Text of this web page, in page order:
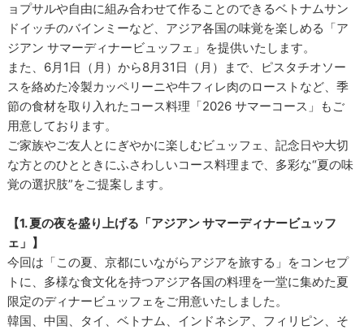
ョプサルや自由に組み合わせて作ることのできるベトナムサン
ドイッチのバインミーなど、アジア各国の味覚を楽しめる「ア
ジアン サマーディナービュッフェ」を提供いたします。
また、6月1日（月）から8月31日（月）まで、ピスタチオソー
スを絡めた冷製カッペリーニや牛フィレ肉のローストなど、季
節の食材を取り入れたコース料理「2026 サマーコース」もご
用意しております。
ご家族やご友人とにぎやかに楽しむビュッフェ、記念日や大切
な方とのひとときにふさわしいコース料理まで、多彩な“夏の味
覚の選択肢”をご提案します。
【1. 夏の夜を盛り上げる「アジアン サマーディナービュッフ
ェ」】
今回は「この夏、京都にいながらアジアを旅する」をコンセプ
トに、多様な食文化を持つアジア各国の料理を一堂に集めた夏
限定のディナービュッフェをご用意いたしました。
韓国、中国、タイ、ベトナム、インドネシア、フィリピン、そ